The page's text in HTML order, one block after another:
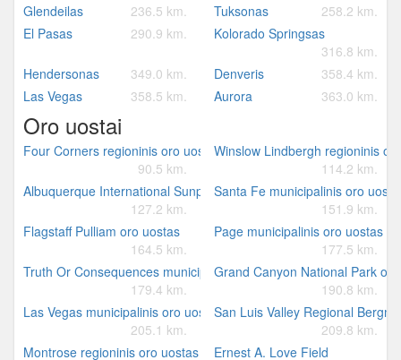
Glendeilas
236.5 km. Tuksonas
258.2 km.
El Pasas
290.9 km.
Kolorado Springsas
316.8 km.
Hendersonas
349.0 km. Denveris
358.4 km.
Las Vegas
358.5 km. Aurora 363.0 km.
Oro uostai
Four Corners regioninis oro uostas
90.5 km.
Winslow Lindbergh regioninis
114.2 km.
Albuquerque International Sunport oro uostas
127.2 km.
Santa Fe municipalinis oro
151.9 km.
Flagstaff Pulliam oro uostas
164.5 km.
Page municipalinis oro uostas
177.5 km.
Truth Or Consequences municipalinis oro uostas
179.4 km.
Grand Canyon National Park
190.8 km.
Las Vegas municipalinis oro uostas
205.1 km.
San Luis Valley Regional
209.8 km.
Montrose regioninis oro uostas
Ernest A. Love Field